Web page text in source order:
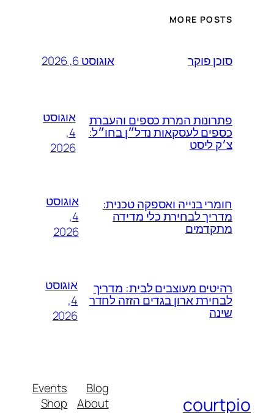
MORE POSTS
סוכן פוקר אוגוסט 6, 2026
פתרונות המרת כספים והעברת
כספים לעסקאות נדל״ן בחו״ל:
צ׳ק ליסט
אוגוסט
4,
2026
חומרי בנייה ואספקה טכנית:
מדריך לבחירת כלי מדידה
מתקדמים
אוגוסט
4,
2026
רהיטים מעוצבים לבית: מדריך
לבחירת ארון בגדים הזזה לחדר
שינה
אוגוסט
4,
2026
courtpio
Blog
About
Events
Shop